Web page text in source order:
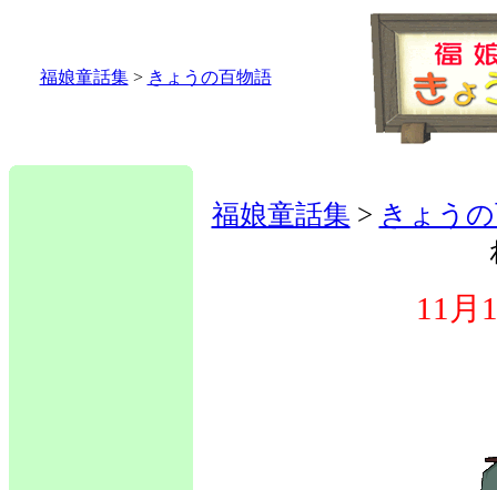
福娘童話集> きょうの百物語
福娘童話集 > きょう
11月